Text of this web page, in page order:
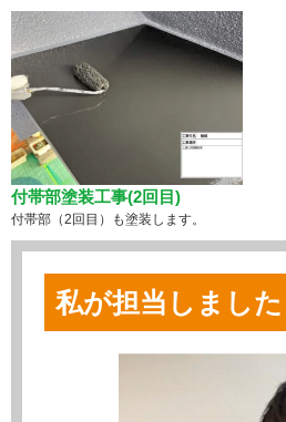
付帯部塗装工事(2回目)
付帯部（2回目）も塗装します。
私が担当しました